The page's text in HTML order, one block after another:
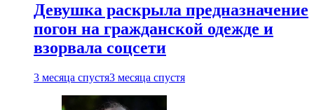
Девушка раскрыла предназначение
погон на гражданской одежде и
взорвала соцсети
3 месяца спустя3 месяца спустя